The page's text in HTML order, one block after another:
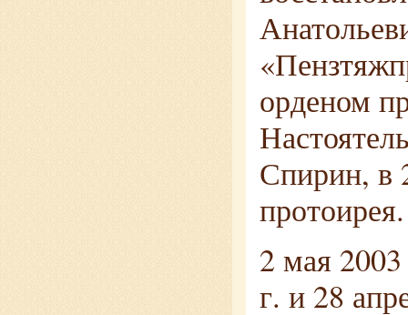
орденом
Спирин, в
протоирея.
2 мая
г. и 28